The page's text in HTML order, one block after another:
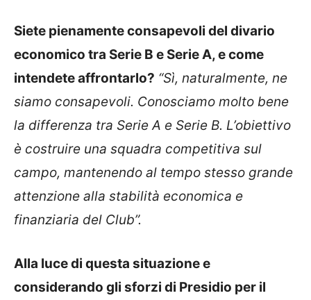
Siete pienamente consapevoli del divario
economico tra Serie B e Serie A, e come
intendete affrontarlo? “Sì, naturalmente, ne
siamo consapevoli. Conosciamo molto bene
la differenza tra Serie A e Serie B. L’obiettivo
è costruire una squadra competitiva sul
campo, mantenendo al tempo stesso grande
attenzione alla stabilità economica e
finanziaria del Club”.
Alla luce di questa situazione e
considerando gli sforzi di Presidio per il